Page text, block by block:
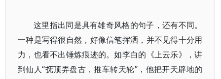
这里指出同是具有雄奇风格的句子，还有不同。
一种是写得很自然，好像信笔挥洒，并不见得十分用
力，也看不出锤炼痕迹的。如李白的《上云乐》，讲
到仙人“抚顶弄盘古，推车转天轮”，他把开天辟地的